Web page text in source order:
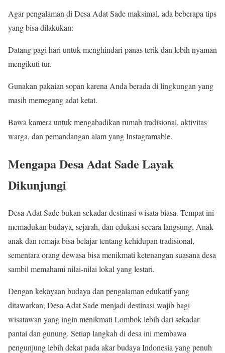
Agar pengalaman di Desa Adat Sade maksimal, ada beberapa tips
yang bisa dilakukan:
Datang pagi hari untuk menghindari panas terik dan lebih nyaman
mengikuti tur.
Gunakan pakaian sopan karena Anda berada di lingkungan yang
masih memegang adat ketat.
Bawa kamera untuk mengabadikan rumah tradisional, aktivitas
warga, dan pemandangan alam yang Instagramable.
Mengapa Desa Adat Sade Layak
Dikunjungi
Desa Adat Sade bukan sekadar destinasi wisata biasa. Tempat ini
memadukan budaya, sejarah, dan edukasi secara langsung. Anak-
anak dan remaja bisa belajar tentang kehidupan tradisional,
sementara orang dewasa bisa menikmati ketenangan suasana desa
sambil memahami nilai-nilai lokal yang lestari.
Dengan kekayaan budaya dan pengalaman edukatif yang
ditawarkan, Desa Adat Sade menjadi destinasi wajib bagi
wisatawan yang ingin menikmati Lombok lebih dari sekadar
pantai dan gunung. Setiap langkah di desa ini membawa
pengunjung lebih dekat pada akar budaya Indonesia yang penuh